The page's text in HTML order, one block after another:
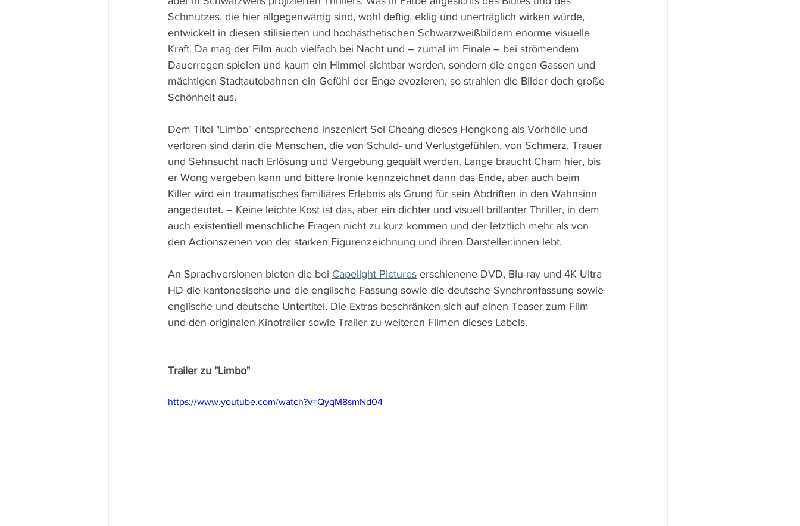
Schmutzes, die hier allgegenwärtig sind, wohl deftig, eklig und unerträglich wirken würde,
entwickelt in diesen stilisierten und hochästhetischen Schwarzweißbildern enorme visuelle
Kraft. Da mag der Film auch vielfach bei Nacht und – zumal im Finale – bei strömendem
Dauerregen spielen und kaum ein Himmel sichtbar werden, sondern die engen Gassen und
mächtigen Stadtautobahnen ein Gefühl der Enge evozieren, so strahlen die Bilder doch große
Schönheit aus.
Dem Titel "Limbo" entsprechend inszeniert Soi Cheang dieses Hongkong als Vorhölle und
verloren sind darin die Menschen, die von Schuld- und Verlustgefühlen, von Schmerz, Trauer
und Sehnsucht nach Erlösung und Vergebung gequält werden. Lange braucht Cham hier, bis
er Wong vergeben kann und bittere Ironie kennzeichnet dann das Ende, aber auch beim
Killer wird ein traumatisches familiäres Erlebnis als Grund für sein Abdriften in den Wahnsinn
angedeutet. – Keine leichte Kost ist das, aber ein dichter und visuell brillanter Thriller, in dem
auch existentiell menschliche Fragen nicht zu kurz kommen und der letztlich mehr als von
den Actionszenen von der starken Figurenzeichnung und ihren Darsteller:innen lebt.
An Sprachversionen bieten die bei Capelight Pictures erschienene DVD, Blu-ray und 4K Ultra
HD die kantonesische und die englische Fassung sowie die deutsche Synchronfassung sowie
englische und deutsche Untertitel. Die Extras beschränken sich auf einen Teaser zum Film
und den originalen Kinotrailer sowie Trailer zu weiteren Filmen dieses Labels.
Trailer zu "Limbo"
https://www.youtube.com/watch?v=QyqM8smNd04